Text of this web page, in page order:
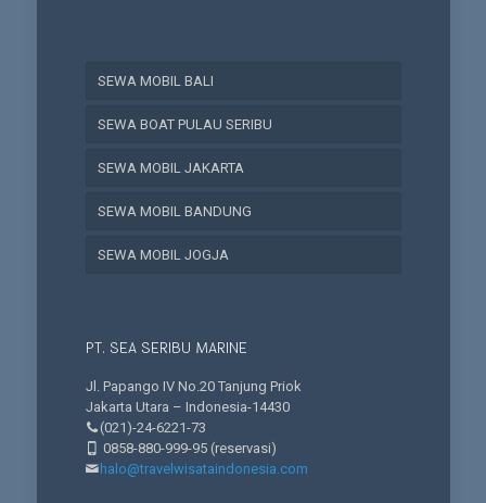
SEWA MOBIL BALI
SEWA BOAT PULAU SERIBU
SEWA MOBIL JAKARTA
SEWA MOBIL BANDUNG
SEWA MOBIL JOGJA
PT. SEA SERIBU MARINE
Jl. Papango IV No.20 Tanjung Priok
Jakarta Utara – Indonesia-14430
(021)-24-6221-73
0858-880-999-95(reservasi)
halo@travelwisataindonesia.com